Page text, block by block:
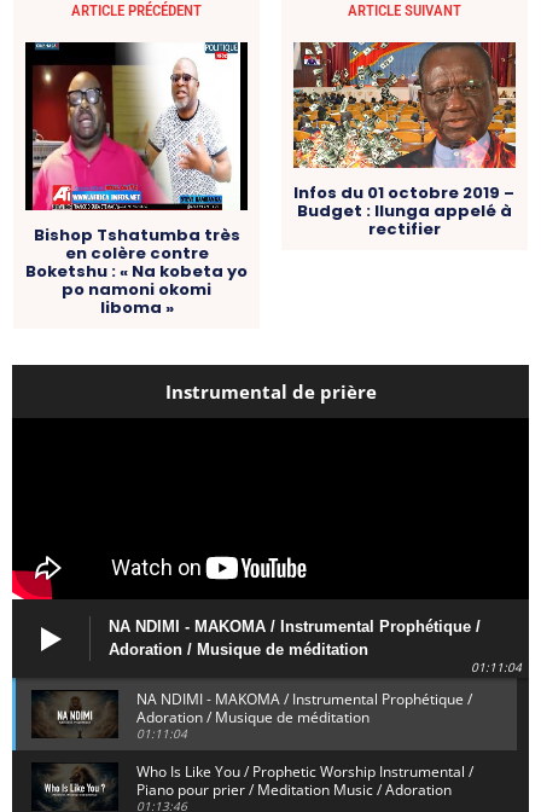
ARTICLE PRÉCÉDENT
Bishop Tshatumba très
en colère contre
Boketshu : « Na kobeta yo
po namoni okomi
liboma »
ARTICLE SUIVANT
Infos du 01 octobre 2019 –
Budget : Ilunga appelé à
rectifier
Instrumental de prière
NA NDIMI - MAKOMA / Instrumental Prophétique /
Adoration / Musique de méditation
01:11:04
NA NDIMI - MAKOMA / Instrumental Prophétique /
Adoration / Musique de méditation
01:11:04
Who Is Like You / Prophetic Worship Instrumental /
Piano pour prier / Meditation Music / Adoration
01:13:46